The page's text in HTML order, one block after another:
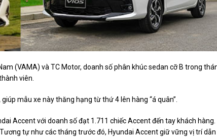
(VAMA) và TC Motor, doanh số phân khúc sedan cỡ B trong
viên.
mẫu xe này thăng hạng từ thứ 4 lên hàng “á quân”.
Accent với doanh số đạt 1.711 chiếc Accent đến tay khách hàng.
tự như các tháng trước đó, Hyundai Accent giữ vững vị trí dẫn